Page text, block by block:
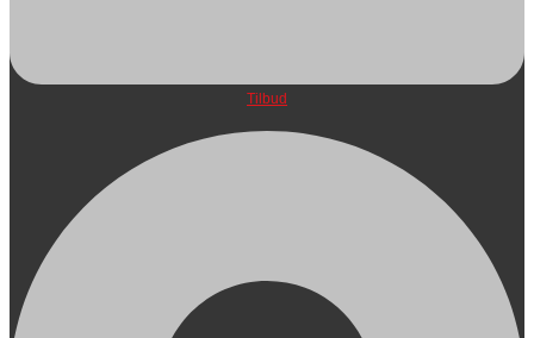
Tilbud